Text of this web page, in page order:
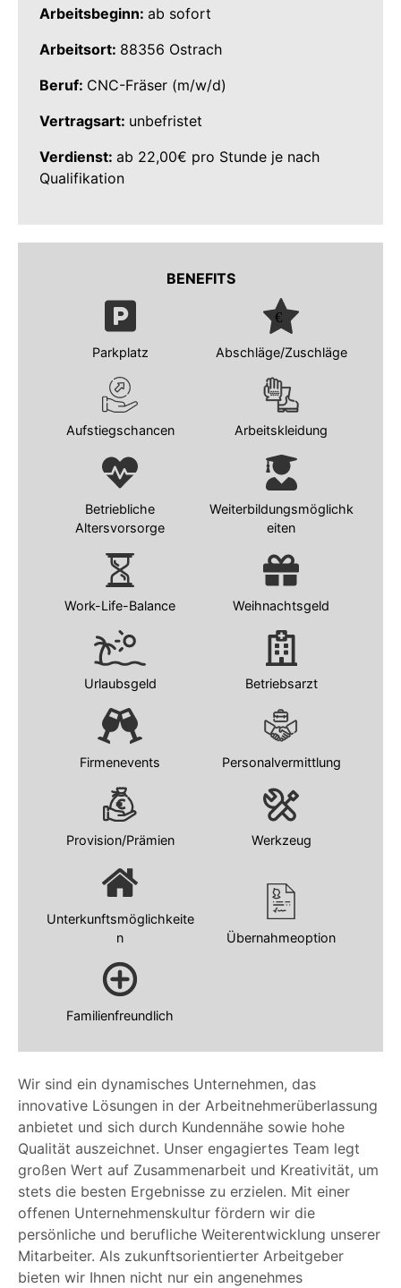
Wir sind ein dynamisches Unternehmen, das
innovative Lösungen in der Arbeitnehmerüberlassung
anbietet und sich durch Kundennähe sowie hohe
Qualität auszeichnet. Unser engagiertes Team legt
großen Wert auf Zusammenarbeit und Kreativität, um
stets die besten Ergebnisse zu erzielen. Mit einer
offenen Unternehmenskultur fördern wir die
persönliche und berufliche Weiterentwicklung unserer
Mitarbeiter. Als zukunftsorientierter Arbeitgeber
bieten wir Ihnen nicht nur ein angenehmes
Arbeitsbeginn: ab sofort
Arbeitsort: 88356 Ostrach
Beruf: CNC-Fräser (m/w/d)
Vertragsart: unbefristet
Verdienst: ab 22,00€ pro Stunde je nach
Qualifikation
BENEFITS
Parkplatz Abschläge/Zuschläge
Aufstiegschancen Arbeitskleidung
Betriebliche
Altersvorsorge
Weiterbildungsmöglichk
eiten
Work-Life-Balance Weihnachtsgeld
Urlaubsgeld Betriebsarzt
Firmenevents Personalvermittlung
Provision/Prämien Werkzeug
Unterkunftsmöglichkeite
n
Übernahmeoption
Familienfreundlich